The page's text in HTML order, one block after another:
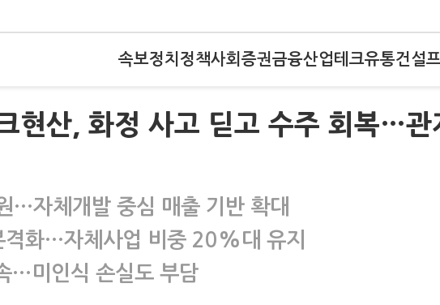
속보정치 정책사회 증권금융산업테크유통건설
현산, 화정 사고 딛고 수주 회복…관
…자체개발 중심 매출 기반 확대
격화…자체사업 비중 20%대 유지
…미인식 손실도 부담